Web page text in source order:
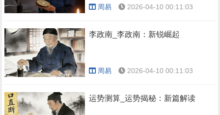
周易 2026-04-10 00:11:03
李政南_李政南：新锐崛起
周易 2026-04-10 00:11:03
运势测算_运势揭秘：新篇解读